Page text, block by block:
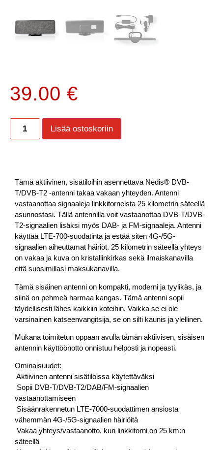
39.00 €
Lisää ostoskoriin
Tämä aktiivinen, sisätiloihin asennettava Nedis® DVB-
T/DVB-T2 -antenni takaa vakaan yhteyden. Antenni
vastaanottaa signaaleja linkkitorneista 25 kilometrin säteellä
asunnostasi. Tällä antennilla voit vastaanottaa DVB-T/DVB-
T2-signaalien lisäksi myös DAB- ja FM-signaaleja. Antenni
käyttää LTE-700-suodatinta ja estää siten 4G-/5G-
signaalien aiheuttamat häiriöt. 25 kilometrin säteellä yhteys
on vakaa ja kuva on kristallinkirkas sekä ilmaiskanavilla
että suosimillasi maksukanavilla.
Tämä sisäinen antenni on kompakti, moderni ja tyylikäs, ja
siinä on pehmeä harmaa kangas. Tämä antenni sopii
täydellisesti lähes kaikkiin koteihin. Vaikka se ei ole
varsinainen katseenvangitsija, se on silti kaunis ja ylellinen.
Mukana toimitetun oppaan avulla tämän aktiivisen, sisäisen
antennin käyttöönotto onnistuu helposti ja nopeasti.
Ominaisuudet:
 Aktiivinen antenni sisätiloissa käytettäväksi
 Sopii DVB-T/DVB-T2/DAB/FM-signaalien
vastaanottamiseen
 Sisäänrakennetun LTE-7000-suodattimen ansiosta
vähemmän 4G-/5G-signaalien häiriöitä
 Vakaa yhteys/vastaanotto, kun linkkitorni on 25 km:n
säteellä